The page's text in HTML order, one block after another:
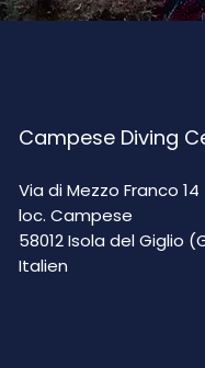
Campese Diving
Via di Mezzo Franco 14
loc. Campese
58012 Isola del Giglio
Italien